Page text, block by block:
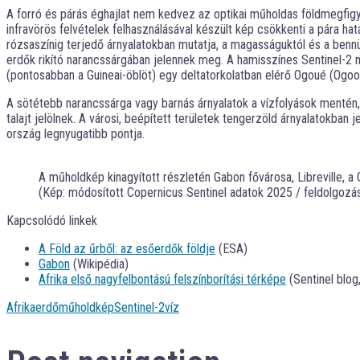
A forró és párás éghajlat nem kedvez az optikai műholdas
infravörös felvételek felhasználásával készült kép csökkenti a pára
rózsaszínig terjedő árnyalatokban mutatja, a magasságuktól és a
erdők rikító narancssárgában jelennek meg. A hamisszínes Sentinel-
(pontosabban a Guineai-öblöt) egy deltatorkolatban elérő Ogoué
A sötétebb narancssárga vagy barnás árnyalatok a vízfolyások
talajt jelölnek. A városi, beépített területek tengerzöld árnyalatokban
ország legnyugatibb pontja.
A műholdkép kinagyított részletén Gabon fővárosa, Libreville,
(Kép: módosított Copernicus Sentinel adatok 2025 /
Kapcsolódó linkek
A Föld az űrből: az esőerdők földje (ESA)
Gabon (Wikipédia)
Afrika első nagyfelbontású felszínborítási térképe (Sentinel
AfrikaerdőműholdképSentinel-2víz